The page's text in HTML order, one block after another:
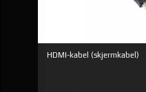
HDMI-kabel (skjermkabel)